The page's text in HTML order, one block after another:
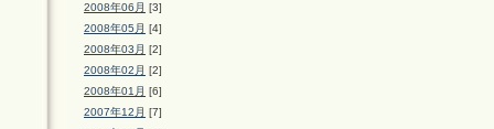
2008年06月 [3]
2008年05月 [4]
2008年03月 [2]
2008年02月 [2]
2008年01月 [6]
2007年12月 [7]